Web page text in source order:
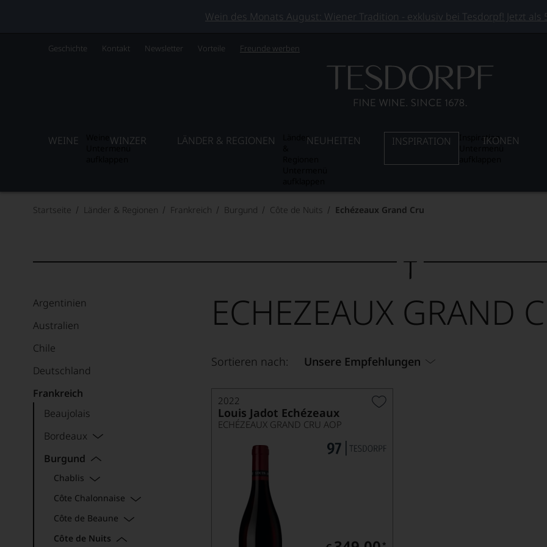
Wein des Monats August: Wiener Tradition - exklusiv bei Tesdorpf! Jetzt als
Geschichte Kontakt Newsletter Vorteile Freunde werben
WEINE WINZER LÄNDER & REGIONEN
LänderNEUHEITEN INSPIRATION
InspirationIKONEN
Startseite Länder & Regionen Frankreich Burgund Côte de Nuits Echézeaux Grand Cru
Argentinien
Australien
Chile
Deutschland
Frankreich
Beaujolais
Bordeaux
Burgund
Chablis
Côte Chalonnaise
Côte de Beaune
Côte de Nuits
ECHEZEAUX GRAND
Sortieren nach: Unsere Empfehlungen
2022
Louis Jadot Echézeaux
ECHÉZEAUX GRAND CRU AOP
*